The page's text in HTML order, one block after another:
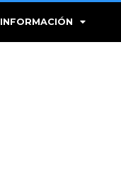
INFORMACIÓN